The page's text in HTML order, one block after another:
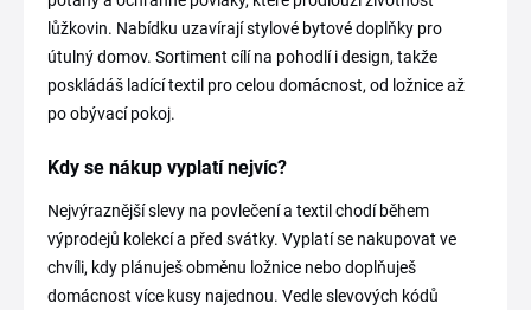
lůžkovin. Nabídku uzavírají stylové bytové doplňky pro
útulný domov. Sortiment cílí na pohodlí i design, takže
poskládáš ladící textil pro celou domácnost, od ložnice až
po obývací pokoj.
Kdy se nákup vyplatí nejvíc?
Nejvýraznější slevy na povlečení a textil chodí během
výprodejů kolekcí a před svátky. Vyplatí se nakupovat ve
chvíli, kdy plánuješ obměnu ložnice nebo doplňuješ
domácnost více kusy najednou. Vedle slevových kódů